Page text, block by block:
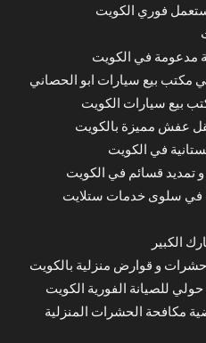
فوري الكويت
مدعومة في الكويت
مكتب بيع سيارات ابو الحصاني
بيع سيارات الكويت
عفش مميزة بالكويت
في الكويت
تمديد قسائم في الكويت
في سلوى خدمات ستلايت
الكبير
و قوارض منزلية بالكويت
للصيانة الفورية الكويت
مكافحة الحشرات المنزلية